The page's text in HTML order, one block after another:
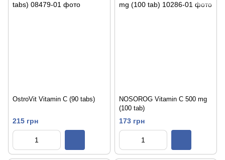
OstroVit Vitamin C (90 tabs)
215 грн
NOSOROG Vitamin C 500 mg
(100 tab)
173 грн